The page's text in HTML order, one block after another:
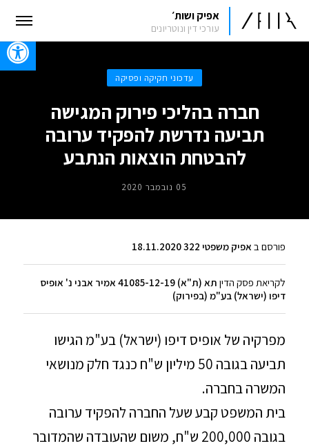
אפיק ושות׳
עורכי דין ונוטריונים
עדכוני חקיקה ופסיקה
חברה בהליכי פירוק המגישה
תביעה נדרשת להפקיד ערובה
להבטחת הוצאות הנתבע
05 נובמבר 2020
פורסם ב אפיק משפטי 322 18.11.2020
לקריאת פסק הדין
תא (ת"א) 41085-12-19 אמיר אבני נ' אופיס
דיפו (ישראל) בע"מ (בפירוק)
מפרקיה של אופיס דיפו (ישראל) בע"מ הגישו
תביעה בגובה 50 מיליון ש"ח כנגד חלק מנושאי
המשרה בחברה.
בית המשפט קבע שעל החברה להפקיד ערובה
בגובה 200,000 ש"ח, משום שהעובדה שהמדובר